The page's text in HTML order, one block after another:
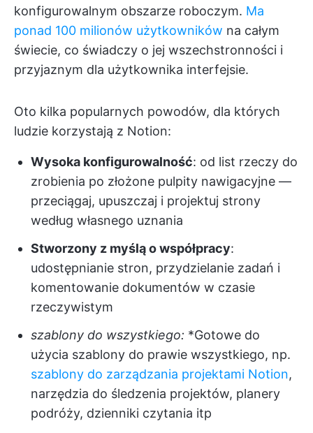
konfigurowalnym obszarze roboczym. Ma
ponad 100 milionów użytkowników na całym
świecie, co świadczy o jej wszechstronności i
przyjaznym dla użytkownika interfejsie.
Oto kilka popularnych powodów, dla których
ludzie korzystają z Notion:
Wysoka konfigurowalność: od list rzeczy do
zrobienia po złożone pulpity nawigacyjne —
przeciągaj, upuszczaj i projektuj strony
według własnego uznania
Stworzony z myślą o współpracy:
udostępnianie stron, przydzielanie zadań i
komentowanie dokumentów w czasie
rzeczywistym
szablony do wszystkiego: *Gotowe do
użycia szablony do prawie wszystkiego, np.
szablony do zarządzania projektami Notion,
narzędzia do śledzenia projektów, planery
podróży, dzienniki czytania itp